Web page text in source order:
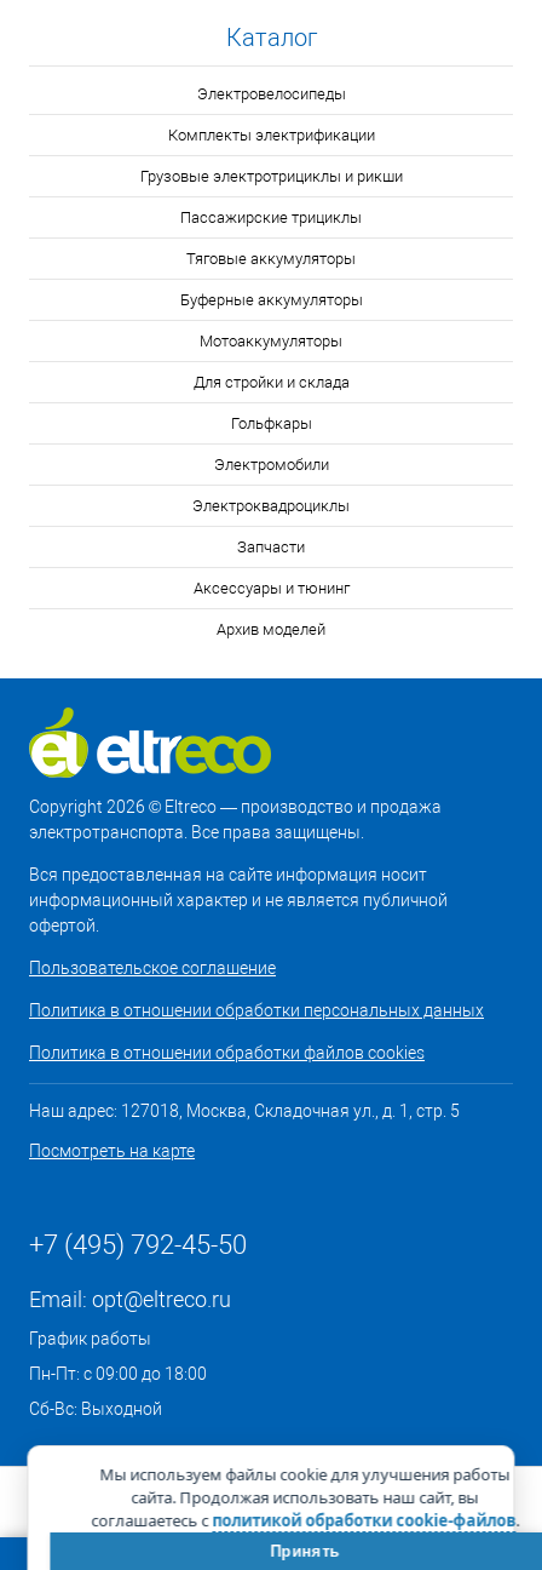
Каталог
Электровелосипеды
Комплекты электрификации
Грузовые электротрициклы и рикши
Пассажирские трициклы
Тяговые аккумуляторы
Буферные аккумуляторы
Мотоаккумуляторы
Для стройки и склада
Гольфкары
Электромобили
Электроквадроциклы
Запчасти
Аксессуары и тюнинг
Архив моделей
Copyright 2026 © Eltreco — производство и продажа
электротранспорта. Все права защищены.
Вся предоставленная на сайте информация носит
информационный характер и не является публичной
офертой.
Пользовательское соглашение
Политика в отношении обработки персональных данных
Политика в отношении обработки файлов cookies
Наш адрес: 127018, Москва, Складочная ул., д. 1, стр. 5
Посмотреть на карте
+7 (495) 792-45-50
Email: opt@eltreco.ru
График работы
Пн-Пт: с 09:00 до 18:00
Сб-Вс: Выходной
Мы используем файлы cookie для улучшения работы
сайта. Продолжая использовать наш сайт, вы
соглашаетесь сполитикой обработки cookie-файлов.
Принять